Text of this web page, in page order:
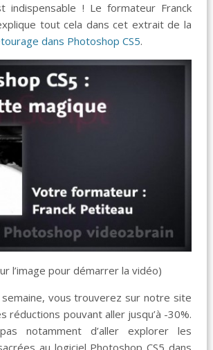
indispensable ! Le formateur Franck
tout cela dans cet extrait de la
dans Photoshop CS5.
l’image pour démarrer la vidéo)
semaine, vous trouverez sur notre site
réductions pouvant aller jusqu’à -30%.
notamment d’aller explorer les